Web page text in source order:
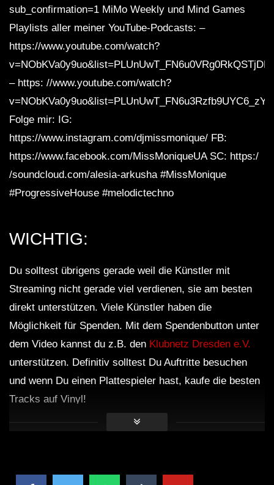
sub_confirmation=1 MiMo Weekly und Mind Games
Playlists aller meiner YouTube-Podcasts: –
https://www.youtube.com/watch?
– https: //www.youtube.com/watch?
Folge mir: IG:
https://www.instagram.com/djmissmonique/ FB:
https://www.facebook.com/MissMoniqueUA SC: https:/
/soundcloud.com/alesia-arkusha #MissMonique
#ProgressiveHouse #melodictechno
WICHTIG:
Du solltest übrigens gerade weil die Künstler mit
Streaming nicht gerade viel verdienen, sie am besten
direkt unterstützen. Viele Künstler haben die
Möglichkeit für Spenden. Mit dem Spendenbutton unter
dem Video kannst du z.B. den Klubnetz Dresden e.V.
unterstützen. Definitiv solltest Du Auftritte besuchen
und wenn Du einen Plattespieler hast, kaufe die besten
Tracks auf Vinyl!